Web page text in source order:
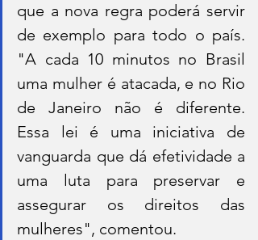
que a nova regra poderá servir
de exemplo para todo o país.
"A cada 10 minutos no Brasil
uma mulher é atacada, e no Rio
de Janeiro não é diferente.
Essa lei é uma iniciativa de
vanguarda que dá efetividade a
uma luta para preservar e
assegurar os direitos das
mulheres", comentou.